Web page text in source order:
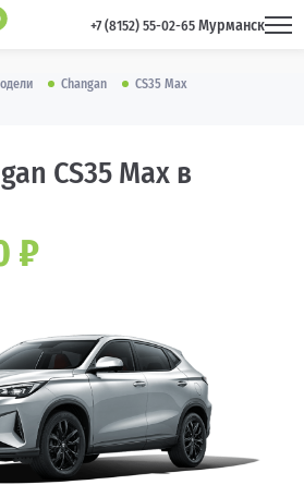
+7 (8152) 55-02-65 Мурманск
Changan CS35 Max
CS35 Max в
₽